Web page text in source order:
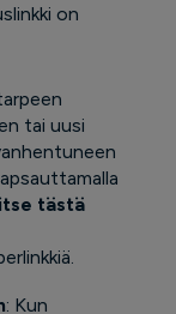
on
tai uusi
tästä
: Kun